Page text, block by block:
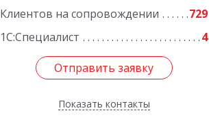
Клиентов на сопровождении
729
1С:Специалист
4
Отправить заявку
Показать контакты
Отправить заявку
Назад